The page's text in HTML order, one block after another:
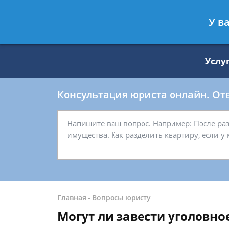
8 812 509-27-47
Консультация юриста онлайн.
Главная - Вопросы юристу
Могут ли завести
У